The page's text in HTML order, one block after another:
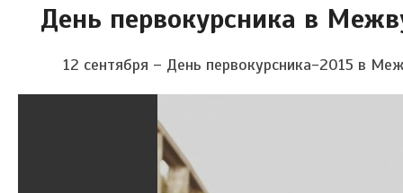
День первокурсника в
12 сентября – День первокурсника-2015 в